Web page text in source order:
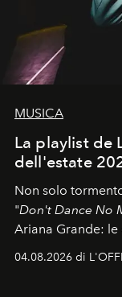
MUSICA
La playlist de
dell'estate
Non solo
"Don't Dance No
Ariana Grande:
04.08.2026 di